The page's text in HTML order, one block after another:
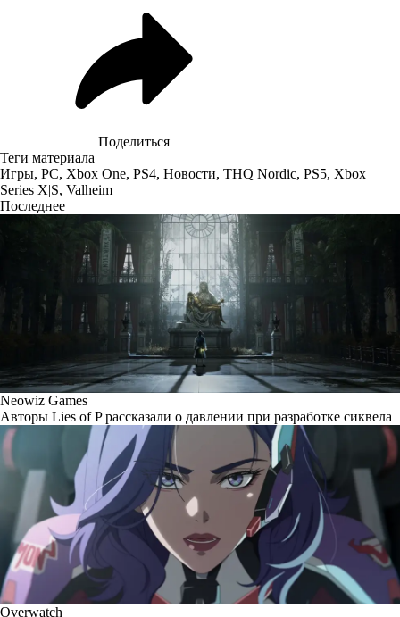
Поделиться
Теги материала
Игры, PC, Xbox One, PS4, Новости, THQ Nordic, PS5, Xbox
Series X|S, Valheim
Последнее
Neowiz Games
Авторы Lies of P рассказали о давлении при разработке сиквела
Overwatch